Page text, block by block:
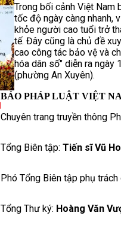
Trong bối cảnh Việt
tốc độ ngày càng nhanh,
khỏe người cao tuổi trở
tế. Đây cũng là chủ đề
cao công tác bảo vệ và
hóa dân số" diễn ra ngày
(phường An Xuyên).
BÁO PHÁP LUẬT VIỆT
Chuyên trang truyền thông
Tổng Biên tập: Tiến sĩ Vũ
Phó Tổng Biên tập phụ trách
Tổng Thư ký: Hoàng Văn